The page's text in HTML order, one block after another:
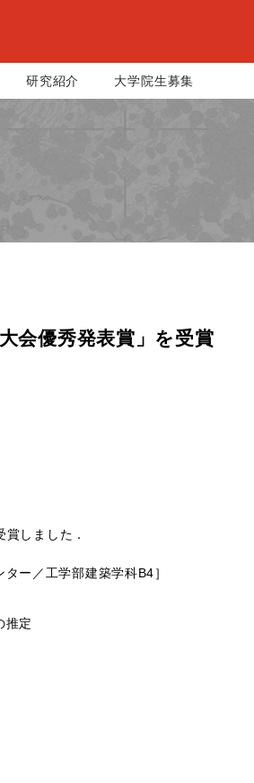
研究紹介 大学院生募集
会優秀発表賞」を受賞
しました．
ー／工学部建築学科B4］
推定